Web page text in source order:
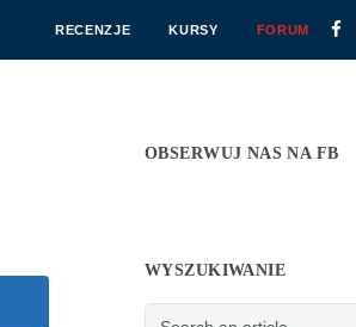
RECENZJE KURSY FORUM
OBSERWUJ NAS NA FB
WYSZUKIWANIE